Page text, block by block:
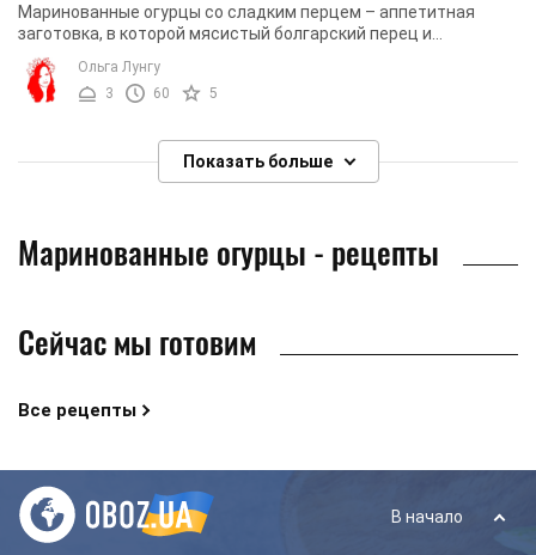
Маринованные огурцы со сладким перцем – аппетитная
заготовка, в которой мясистый болгарский перец и
хрустящие огурцы создают удачное вкусовое ...
Ольга Лунгу
3
60 5
Показать больше
Маринованные огурцы - рецепты
Сейчас мы готовим
Все рецепты
В начало